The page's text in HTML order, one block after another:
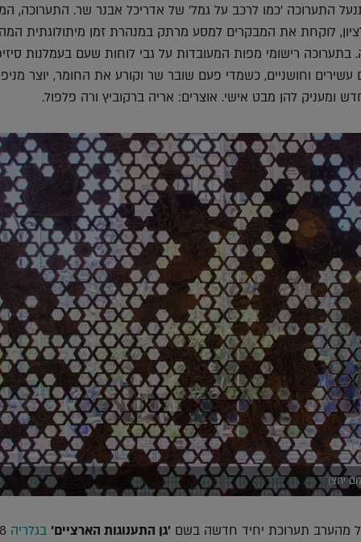
התערוכה 'כמו לרכב על גמל' של אדריכל אבנר שר. התערוכה,
לוקחת את המבקרים למסע מרתק במנהרת זמן מיתולוגתית
רישומי מפות המעובדות על גבי לוחות שעם בעמלנות
וחושניים, כשמדי פעם שובר שר וקורע את החומר, יוצר
ומעניק להן מבט אישי. אוצרים: אריה ברקוביץ ורה פלפול.
יחצ)
מהערב תערוכת יחיד חדשה בשם ׳גן התענוגות הארציים׳ בגלריה